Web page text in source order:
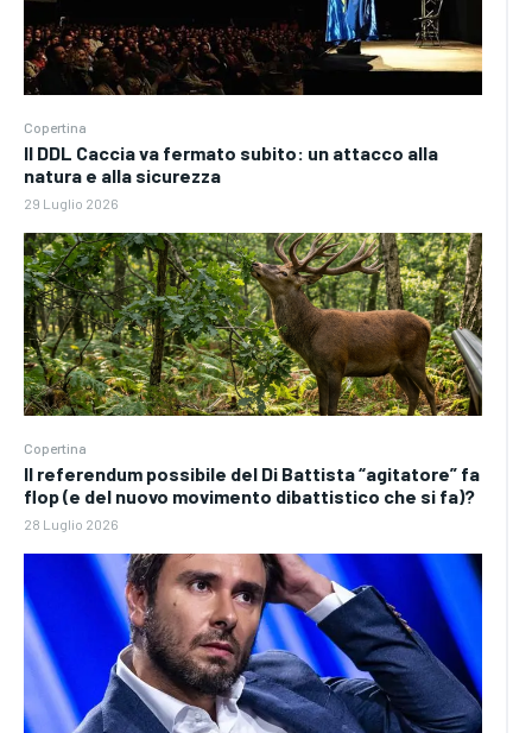
Copertina
Il DDL Caccia va fermato subito: un attacco alla
natura e alla sicurezza
29 Luglio 2026
Copertina
Il referendum possibile del Di Battista “agitatore” fa
flop (e del nuovo movimento dibattistico che si fa)?
28 Luglio 2026